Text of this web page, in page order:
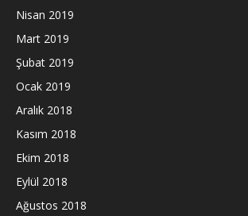
Nisan 2019
Mart 2019
Şubat 2019
Ocak 2019
Aralık 2018
Kasım 2018
Ekim 2018
Eylül 2018
Ağustos 2018